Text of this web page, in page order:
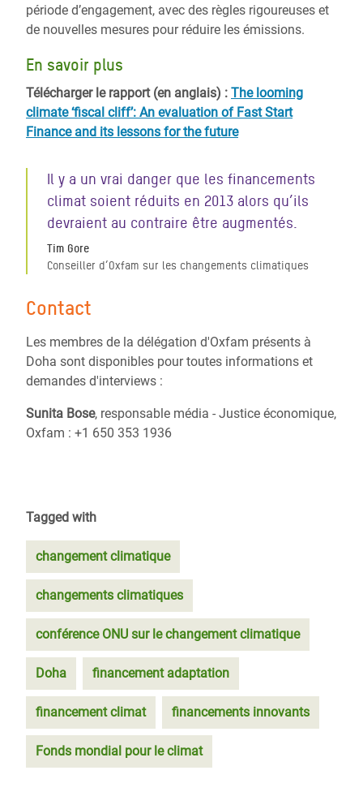
période d’engagement, avec des règles rigoureuses et
de nouvelles mesures pour réduire les émissions.
En savoir plus
Télécharger le rapport (en anglais) : The looming
climate ‘fiscal cliff’: An evaluation of Fast Start
Finance and its lessons for the future
Il y a un vrai danger que les financements
climat soient réduits en 2013 alors qu’ils
devraient au contraire être augmentés.
Tim Gore
Conseiller d’Oxfam sur les changements climatiques
Contact
Les membres de la délégation d'Oxfam présents à
Doha sont disponibles pour toutes informations et
demandes d'interviews :
Sunita Bose, responsable média - Justice économique,
Oxfam : +1 650 353 1936
Tagged with
changement climatique
changements climatiques
conférence ONU sur le changement climatique
Doha financement adaptation
financement climat financements innovants
Fonds mondial pour le climat